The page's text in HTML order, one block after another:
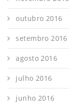
outubro 2016
setembro 2016
agosto 2016
julho 2016
junho 2016